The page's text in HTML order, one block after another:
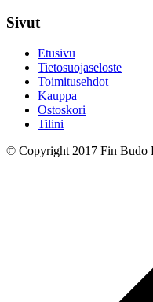
Sivut
Etusivu
Tietosuojaseloste
Toimitusehdot
Kauppa
Ostoskori
Tilini
© Copyright 2017 Fin Budo